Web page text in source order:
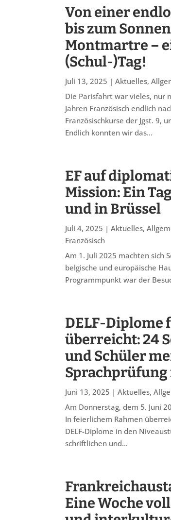
Von einer
bis zum
Montmartre –
(Schul-)Tag!
Juli 13, 2025 |Aktuelles,
Die Parisfahrt war vieles, nur
Jahren Französisch endlich
Französischkurse der Jgst. 9,
Endlich konnten wir das...
EF auf
Mission: Ein
und in Brüssel
Juli 4, 2025 |Aktuelles,
Französisch
Am 1. Juli 2025 machten sich
belgische und europäische
Programmpunkt war der
DELF-Diplome
überreicht: 24
und Schüler
Juni 13, 2025 |Aktuelles,
Am Donnerstag, dem 5. Juni
In feierlichem Rahmen
DELF-Diplome in den
schriftlichen und...
Eine Woche